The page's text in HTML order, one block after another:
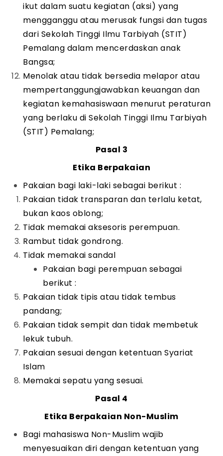
ikut dalam suatu kegiatan (aksi) yang
mengganggu atau merusak fungsi dan tugas
dari Sekolah Tinggi Ilmu Tarbiyah (STIT)
Pemalang dalam mencerdaskan anak
Bangsa;
Menolak atau tidak bersedia melapor atau
mempertanggungjawabkan keuangan dan
kegiatan kemahasiswaan menurut peraturan
yang berlaku di Sekolah Tinggi Ilmu Tarbiyah
(STIT) Pemalang;
Pasal 3
Etika Berpakaian
Pakaian bagi laki-laki sebagai berikut :
Pakaian tidak transparan dan terlalu ketat,
bukan kaos oblong;
Tidak memakai aksesoris perempuan.
Rambut tidak gondrong.
Tidak memakai sandal
Pakaian bagi perempuan sebagai
berikut :
Pakaian tidak tipis atau tidak tembus
pandang;
Pakaian tidak sempit dan tidak membetuk
lekuk tubuh.
Pakaian sesuai dengan ketentuan Syariat
Islam
Memakai sepatu yang sesuai.
Pasal 4
Etika Berpakaian Non-Muslim
Bagi mahasiswa Non-Muslim wajib
menyesuaikan diri dengan ketentuan yang